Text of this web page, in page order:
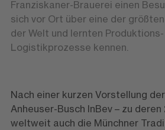
Franziskaner-Brauerei einen
sich vor Ort über eine der
der Welt und lernten Produktions-
Logistikprozesse kennen.
Nach einer kurzen Vorstellung
Anheuser-Busch InBev – zu
weltweit auch die Münchner